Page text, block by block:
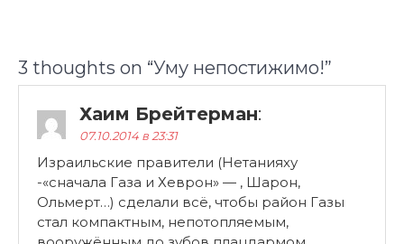
3 thoughts on “Уму непостижимо!”
Хаим Брейтерман:
07.10.2014 в 23:31
Израильские правители (Нетанияху
-«сначала Газа и Хеврон» — , Шарон,
Ольмерт…) сделали всё, чтобы район Газы
стал компактным, непотопляемым,